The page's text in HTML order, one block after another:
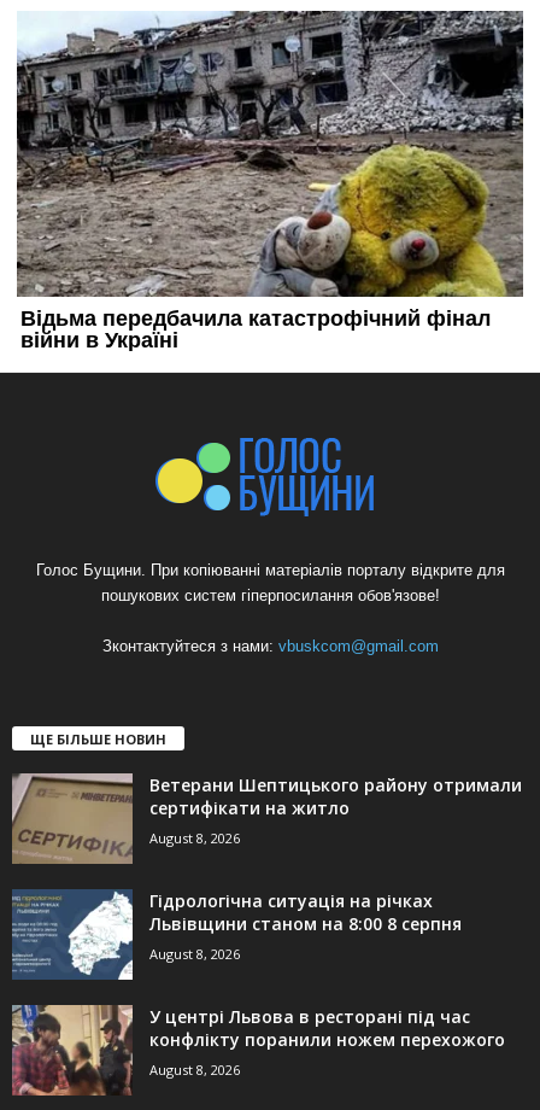
Голос Бущини. При копіюванні матеріалів порталу відкрите для
пошукових систем гіперпосилання обов'язове!
Зконтактуйтеся з нами: vbuskcom@gmail.com
ЩЕ БІЛЬШЕ НОВИН
Ветерани Шептицького району отримали
сертифікати на житло
August 8, 2026
Гідрологічна ситуація на річках
Львівщини станом на 8:00 8 серпня
August 8, 2026
У центрі Львова в ресторані під час
конфлікту поранили ножем перехожого
August 8, 2026